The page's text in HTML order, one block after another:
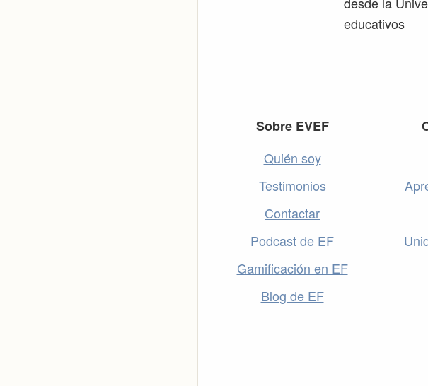
educativos
FooterSobre EVEF
Quién soy
Testimonios
Contactar
Podcast de EF
Gamificación en EF
Blog de EF